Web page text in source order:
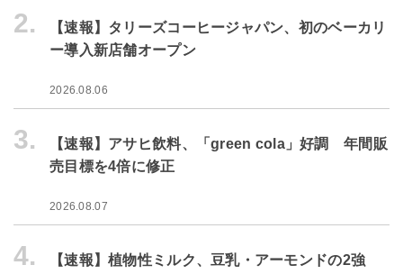
2.
【速報】タリーズコーヒージャパン、初のベーカリ
ー導入新店舗オープン
2026.08.06
3.
【速報】アサヒ飲料、「green cola」好調 年間販
売目標を4倍に修正
2026.08.07
4.
【速報】植物性ミルク、豆乳・アーモンドの2強